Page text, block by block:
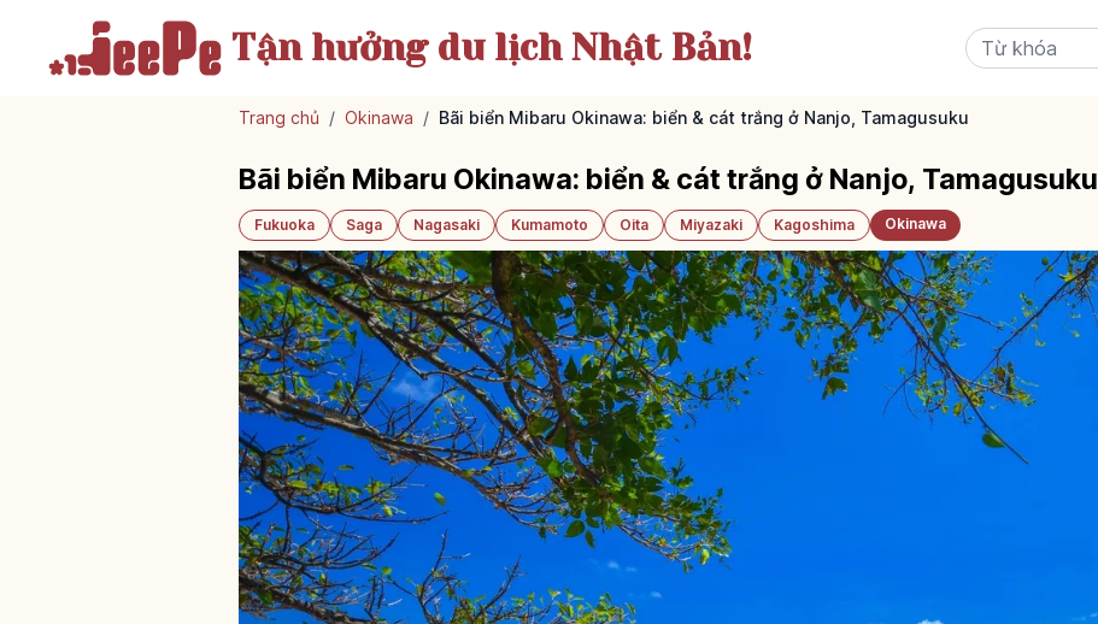
Tận hưởngdu lịch Nhật Bản!
Trang chủ / Okinawa / Bãi biển Mibaru Okinawa: biển & cát trắng ở Nanjo, Tamagusuku
Bãi biển Mibaru Okinawa: biển & cát trắng ở Nanjo, Tamagusuku
Fukuoka Saga Nagasaki Kumamoto Oita Miyazaki Kagoshima Okinawa